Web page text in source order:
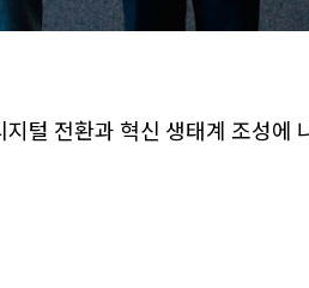
털 전환과 혁신 생태계 조성에